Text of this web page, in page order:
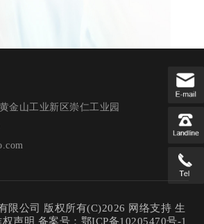
金山工业新区崇仁工业园
限公司 版权所有(C)2026 网络支持 生
权声明 备案号： 鄂ICP备10205470号-1